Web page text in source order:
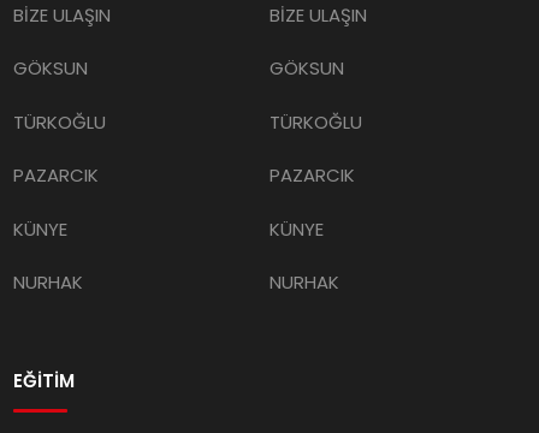
BİZE ULAŞIN
GÖKSUN
TÜRKOĞLU
PAZARCIK
KÜNYE
NURHAK
BİZE ULAŞIN
GÖKSUN
TÜRKOĞLU
PAZARCIK
KÜNYE
NURHAK
EĞİTİM